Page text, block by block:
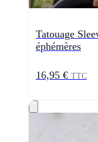
Tatouage
éphémères
16,95 € TTC